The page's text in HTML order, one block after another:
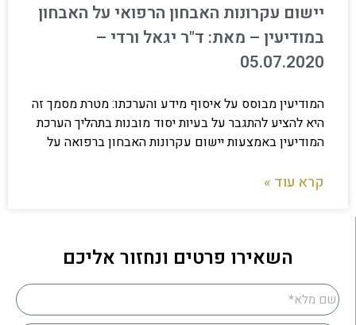
יישום עקרונות האבחון הרפואי על האבחון
במודיעין – מאת: ד"ר יגאל ורדי –
05.07.2020
המודיעין מבוסס על איסוף מידע והערכתו: מטרת מסמך זה
היא להציע להתגבר על בעיות יסוד מובנות בתהליך הערכת
המודיעין באמצעות יישום עקרונות האבחון ברפואה על
קרא עוד »
השאירו פרטים ונחזור אליכם